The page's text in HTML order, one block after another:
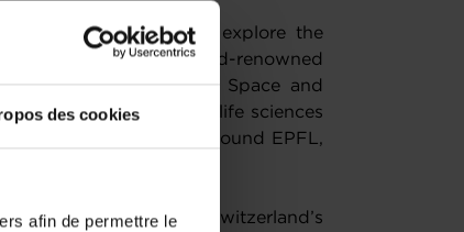
des cookies
afin de permettre le
cities, participants will explore the
home to world-renowned
the Swiss Center for Space and
globally recognised life sciences
ecosystem, centred around EPFL,
hand insights into Switzerland’s